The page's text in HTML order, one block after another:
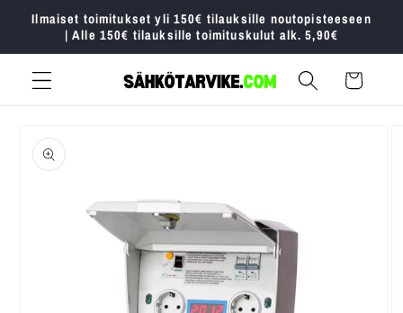
siirry
sisältöön
Ilmaiset toimitukset yli 150€ tilauksille noutopisteeseen
| Alle 150€ tilauksille toimituskulut alk. 5,90€
Ostoskori
tuotetietoihin